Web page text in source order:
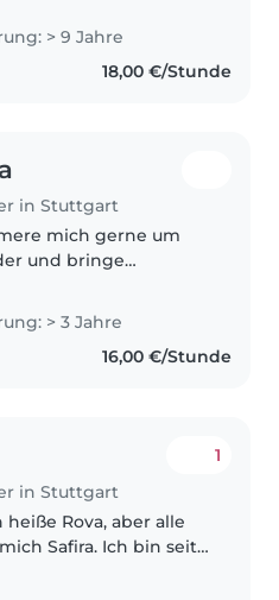
ich
pro Woche..
> 9 Jahre
18,00 €/Stunde
in Stuttgart
mich gerne um
und bringe
und
mit. Durch
meine
> 3 Jahre
16,00 €/Stunde
in Stuttgart
1
heiße Rova, aber alle
Safira. Ich bin seit